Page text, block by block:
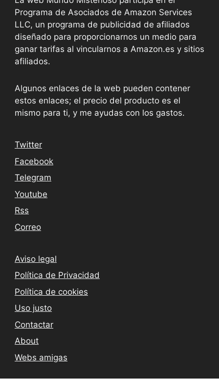
Programa de Asociados de Amazon Services
LLC, un programa de publicidad de afiliados
diseñado para proporcionarnos un medio para
ganar tarifas al vincularnos a Amazon.es y sitios
afiliados.
Algunos enlaces de la web pueden contener
estos enlaces; el precio del producto es el
mismo para ti, y me ayudas con los gastos.
Twitter
Facebook
Telegram
Youtube
Rss
Correo
Aviso legal
Política de Privacidad
Política de cookies
Uso justo
Contactar
About
Webs amigas